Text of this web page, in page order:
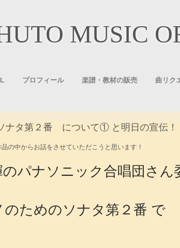
MUSIC
プロフィール 楽譜・教材の販売 曲リク
ナタ第２番 について① と明日の宣伝！
の中からお話をさせていただこうと思います！
パナソニック合唱団さん
ためのソナタ第２番 で